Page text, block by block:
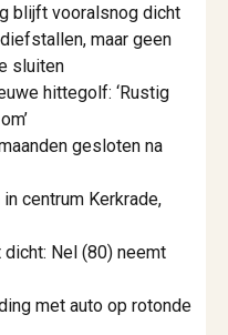
blijft vooralsnog dicht
maar geen
sluiten
hittegolf: ‘Rustig
gesloten na
centrum Kerkrade,
Nel (80) neemt
met auto op rotonde